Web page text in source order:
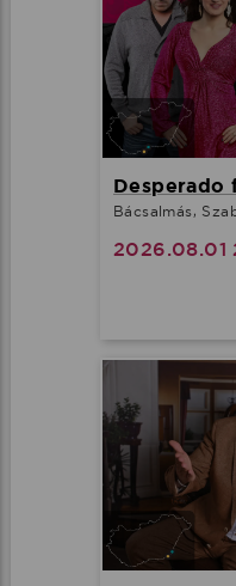
Desperado
Bácsalmás,
2026.08.01